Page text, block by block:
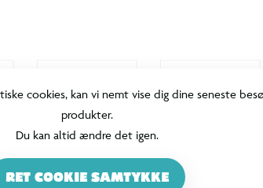
cookies, kan vi nemt vise dig dine seneste
produkter.
Du kan altid ændre det igen.
RET COOKIE SAMTYKKE